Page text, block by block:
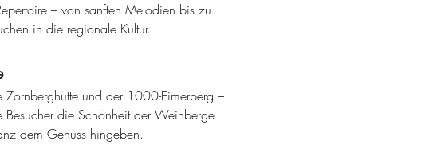
– von sanften Melodien bis zu
in die regionale Kultur.
Zornberghütte und der 1000-Eimerberg –
Besucher die Schönheit der Weinberge
dem Genuss hingeben.